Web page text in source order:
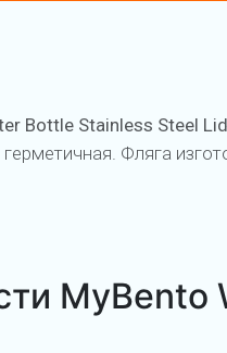
Bottle Stainless Steel
Фляга
MyBento